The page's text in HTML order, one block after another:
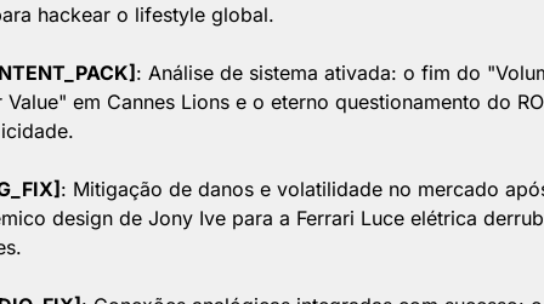
hackear o lifestyle global.
: Análise de sistema ativada: o fim do
Value" em Cannes Lions e o eterno questionamento do
: Mitigação de danos e volatilidade no mercado
design de Jony Ive para a Ferrari Luce elétrica